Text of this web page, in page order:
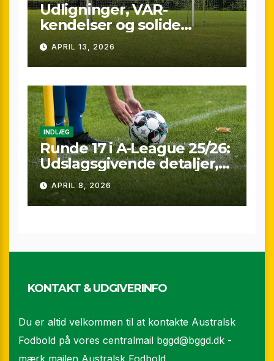
Udligninger, VAR-
kendelser og solide
præstationer: Overblik
over A-League runde 24
(25/26)
APRIL 13, 2026
INDLÆG
Runde 17 i A-League 25/26:
Udslagsgivende detaljer,
sene scoringer og VAR-
drama
APRIL 8, 2026
KONTAKT & UDGIVERINFO
Du er altid velkommen til at kontakte Australsk
Fodbold på vores centralmail bggd@bggd.dk -
mærk mailen Australsk Fodbold